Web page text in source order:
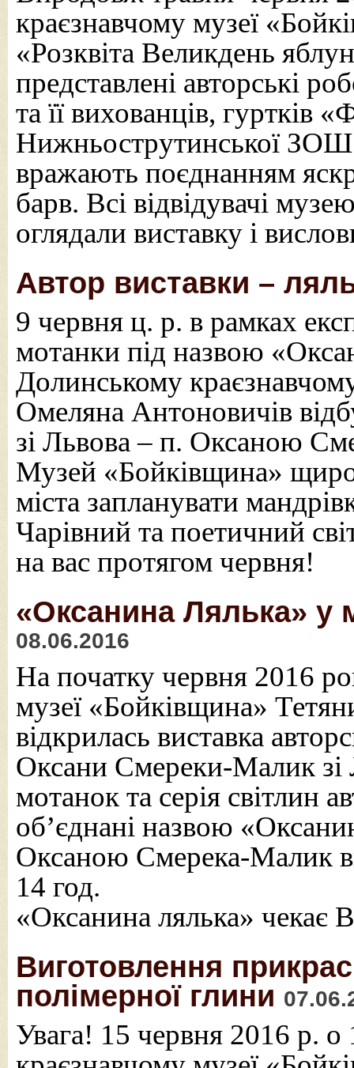
краєзнавчому музеї
«Розквіта Великдень
представлені авторські
та її вихованців, гуртків
Нижньострутинської ЗОШ
вражають поєднанням
барв. Всі відвідувачі
оглядали виставку і
Автор виставки –
9 червня ц. р. в рамках
мотанки під назвою
Долинському
Омеляна Антоновичів
зі Львова – п. Оксаною
Музей «Бойківщина»
міста запланувати
Чарівний та поетичний
на вас протягом червня!
«Оксанина Лялька» у
08.06.2016
На початку червня 2016
музеї «Бойківщина»
відкрилась виставка
Оксани Смереки-Малик зі
мотанок та серія світлин
об’єднані назвою
Оксаною Смерека-Малик
14 год.
«Оксанина лялька» чекає
Виготовлення
полімерної глини
Увага! 15 червня 2016 р.